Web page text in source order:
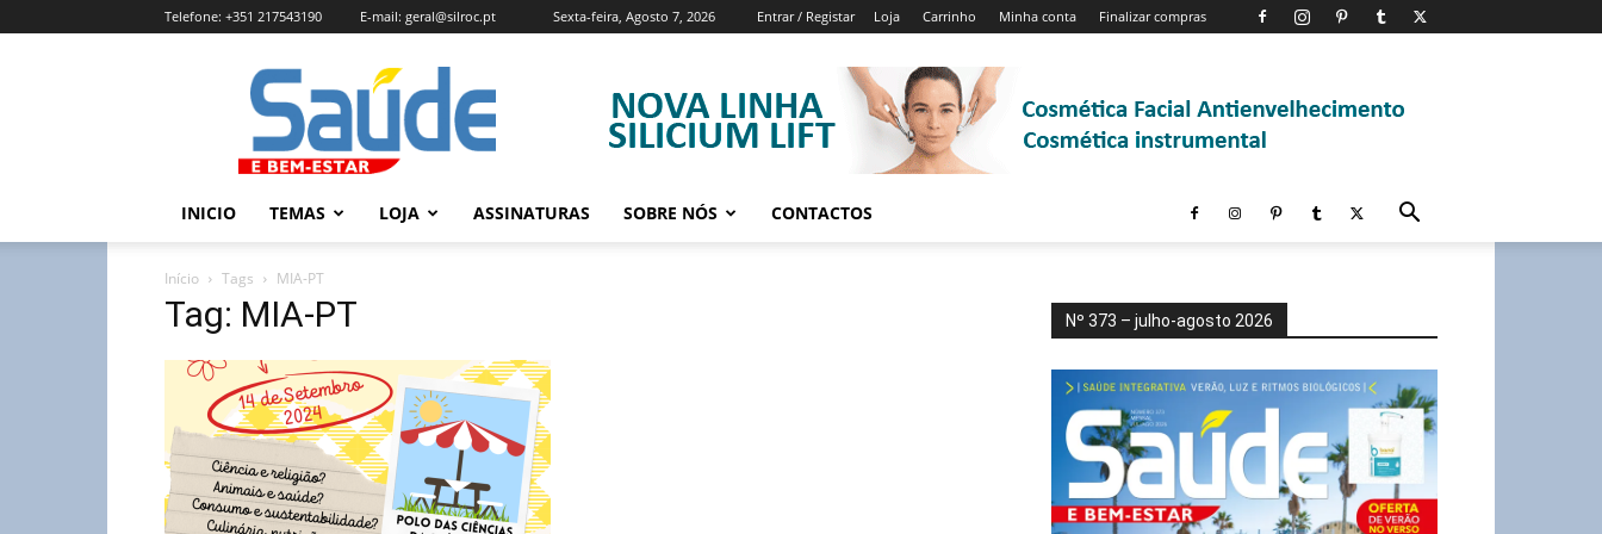
Sexta-feira, Agosto 7, 2026 Entrar / Registar Loja Carrinho Minha conta Finalizar compras
Telefone: +351 217543190 E-mail: geral@silroc.pt
Revista
Saúde
e
Bem
Estar
Edição
INICIO TEMAS LOJA ASSINATURAS SOBRE NÓS CONTACTOS
Início Tags MIA-PT
Tag: MIA-PT Nº 373 – julho-agosto 2026